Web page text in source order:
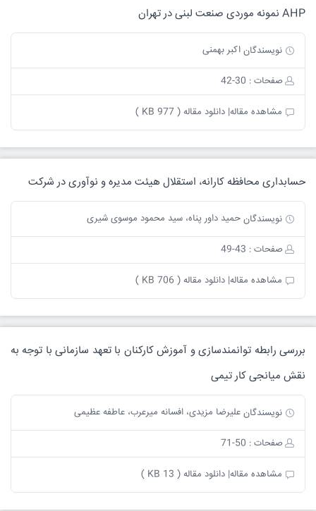
AHP نمونه موردی صنعت لبنی در تهران
نویسندگان اکبر بهمنی
صفحات : 30-42
مشاهده مقاله| دانلود مقاله ( 977 KB )
حسابداری محافظه کارانه، استقلال هیئت مدیره و نوآوری در شرکت
نویسندگان حمید داور پناه، سید محمود موسوی شیری
صفحات : 43-49
مشاهده مقاله| دانلود مقاله ( 706 KB )
بررسی رابطه توانمندسازی و آموزش کارکنان با تعهد سازمانی با توجه به
نقش میانجی کار تیمی
نویسندگان علیرضا مزیدی، افسانه میرعرب، عاطفه عظیمی
صفحات : 50-71
مشاهده مقاله| دانلود مقاله ( 13 KB )